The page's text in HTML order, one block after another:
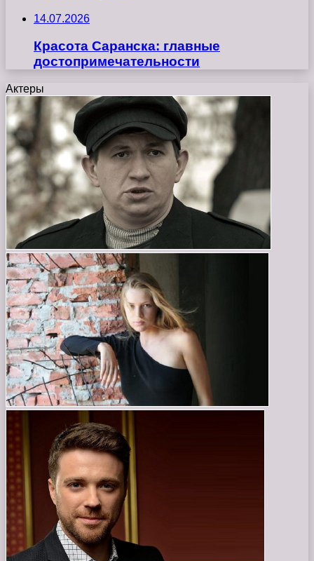
14.07.2026
Красота Саранска: главные
достопримечательности
Актеры